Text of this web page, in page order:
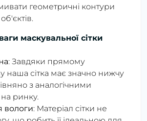
геометричні контури
маскувальної сітки
: Завдяки прямому
наша сітка має значно нижчу
з аналогічними
ринку.
вологи: Матеріал сітки не